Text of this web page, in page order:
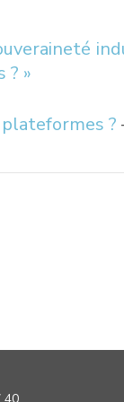
? »
?